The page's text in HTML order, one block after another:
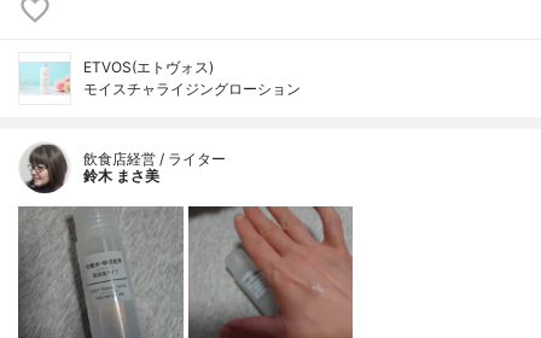
ETVOS(エトヴォス)
モイスチャライジングローション
飲食店経営 / ライター
鈴木 まさ美